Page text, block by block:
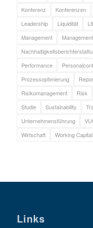
Konferenz
Konferenzen
Leadership
Liquidität
Management
Performance
Prozessoptimierung
Risikomanagement
Risk
Studie
Sustainability
Unternehmensführung
Wirtschaft
Working Capital
Links